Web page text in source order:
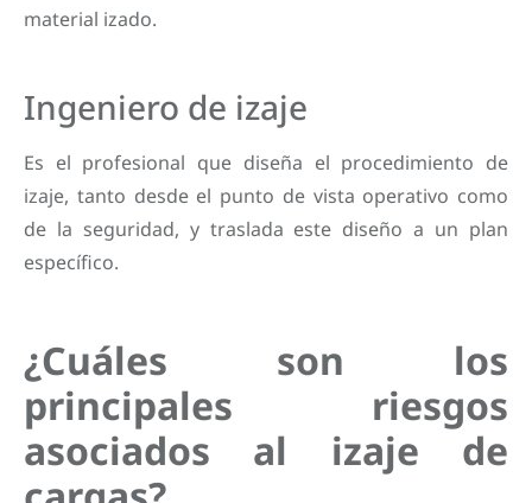
material izado.
Ingeniero de izaje
Es el profesional que diseña el procedimiento de
izaje, tanto desde el punto de vista operativo como
de la seguridad, y traslada este diseño a un plan
específico.
¿Cuáles son los
principales riesgos
asociados al izaje de